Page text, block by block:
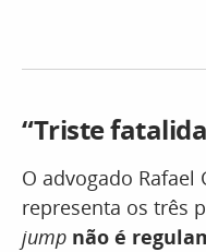
“Triste
O advogado Rafael
representa os três
jump não é